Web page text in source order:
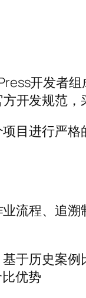
开发者
开发规范
目进行严
流程、追
于历史案
优势